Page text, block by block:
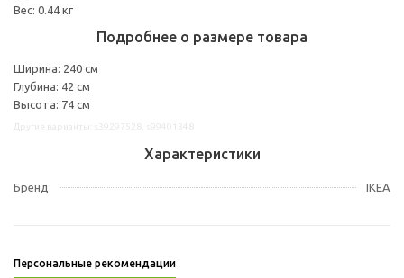
Вес: 0.44 кг
Подробнее о размере товара
Ширина: 240 см
Глубина: 42 см
Высота: 74 см
Характеристики
Бренд IKEA
Персональные рекомендации